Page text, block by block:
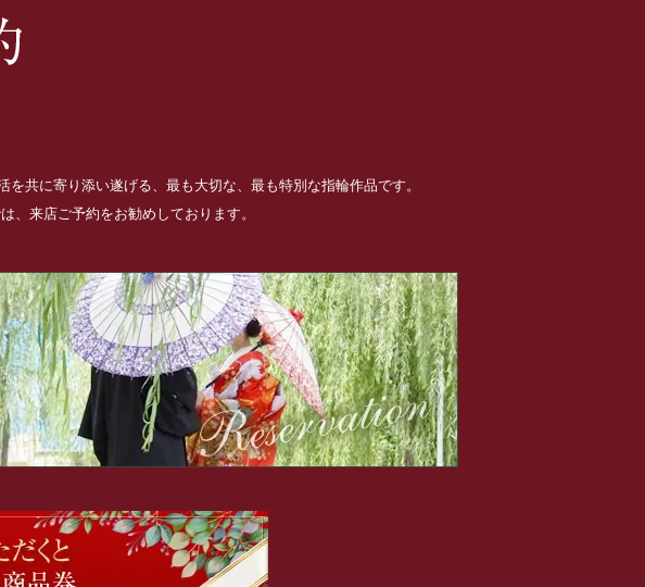
共に寄り添い遂げる、最も大切な、最も特別な指輪作品です。
、来店ご予約をお勧めしております。